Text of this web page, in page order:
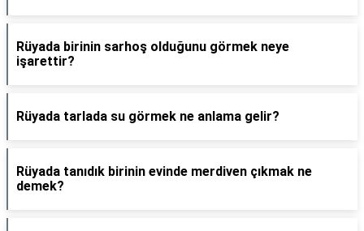
Rüyada birinin sarhoş olduğunu görmek neye
işarettir?
Rüyada tarlada su görmek ne anlama gelir?
Rüyada tanıdık birinin evinde merdiven çıkmak ne
demek?